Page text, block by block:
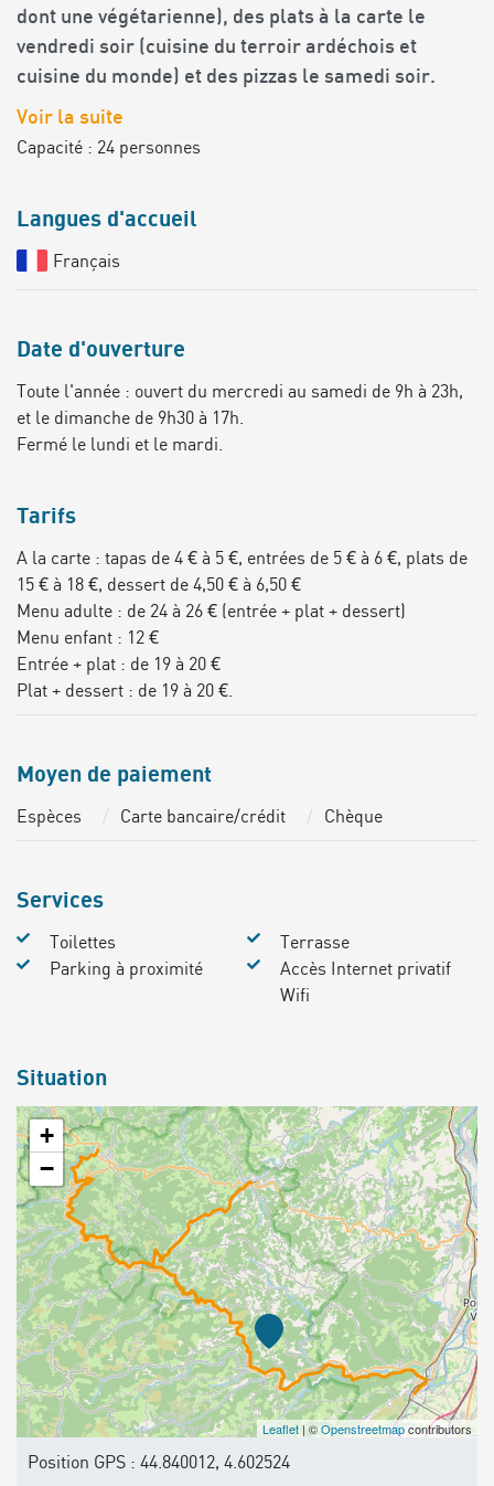
dont une végétarienne), des plats à la carte le
vendredi soir (cuisine du terroir ardéchois et
cuisine du monde) et des pizzas le samedi soir.
Voir la suite
Capacité : 24 personnes
Langues d'accueil
Français
Date d'ouverture
Toute l'année : ouvert du mercredi au samedi de 9h à 23h,
et le dimanche de 9h30 à 17h.
Fermé le lundi et le mardi.
Tarifs
A la carte : tapas de 4 € à 5 €, entrées de 5 € à 6 €, plats de
15 € à 18 €, dessert de 4,50 € à 6,50 €
Menu adulte : de 24 à 26 € (entrée + plat + dessert)
Menu enfant : 12 €
Entrée + plat : de 19 à 20 €
Plat + dessert : de 19 à 20 €.
Moyen de paiement
Espèces Carte bancaire/crédit Chèque
Services
Toilettes
Terrasse
Parking à proximité
Accès Internet privatif
Wifi
Situation
+
−
Leaflet | ©Openstreetmapcontributors
Position GPS : 44.840012, 4.602524